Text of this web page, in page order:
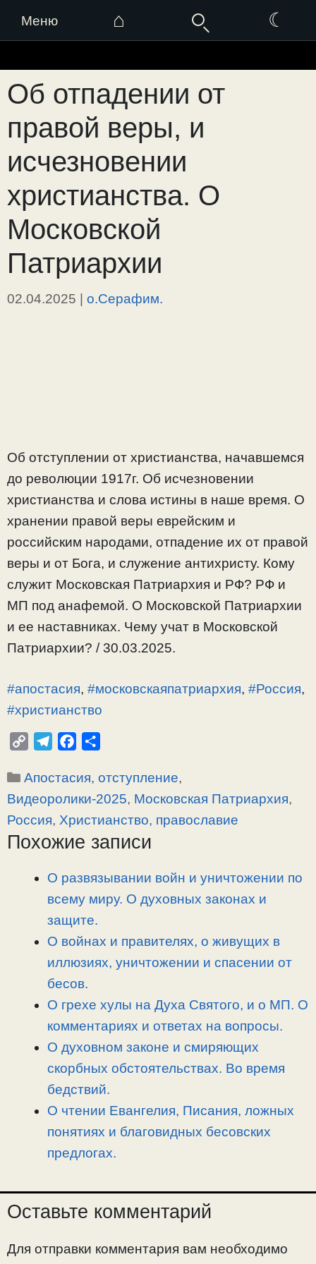
Меню ⌂ ☾
к
содержимому
Об отпадении от
правой веры, и
исчезновении
христианства. О
Московской
Патриархии
02.04.2025 | о.Серафим.
Об отступлении от христианства, начавшемся
до революции 1917г. Об исчезновении
христианства и слова истины в наше время. О
хранении правой веры еврейским и
российским народами, отпадение их от правой
веры и от Бога, и служение антихристу. Кому
служит Московская Патриархия и РФ? РФ и
МП под анафемой. О Московской Патриархии
и ее наставниках. Чему учат в Московской
Патриархии? / 30.03.2025.
#апостасия, #московскаяпатриархия, #Россия,
#христианство
p
y
n
l
e
a
c
e
o
п
р
и
Рубрики
Апостасия, отступление,
Видеоролики-2025, Московская Патриархия,
Россия, Христианство, православие
Похожие записи
О развязывании войн и уничтожении по
всему миру. О духовных законах и
защите.
О войнах и правителях, о живущих в
иллюзиях, уничтожении и спасении от
бесов.
О грехе хулы на Духа Святого, и о МП. О
комментариях и ответах на вопросы.
О духовном законе и смиряющих
скорбных обстоятельствах. Во время
бедствий.
О чтении Евангелия, Писания, ложных
понятиях и благовидных бесовских
предлогах.
Оставьте комментарий
Для отправки комментария вам необходимо